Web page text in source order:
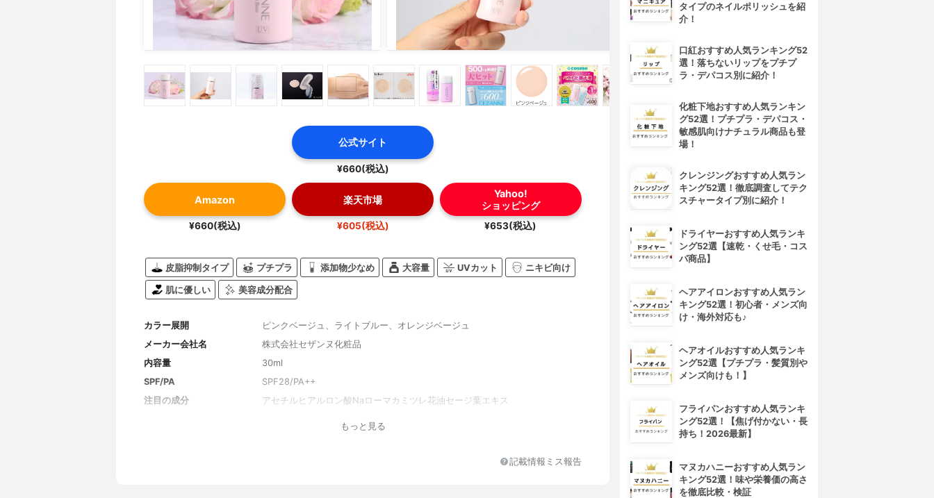
公式サイト
¥660(税込)
Amazon
¥660(税込)
楽天市場
¥605(税込)
Yahoo!
ショッピング
¥653(税込)
皮脂抑制タイプ プチプラ 添加物少なめ 大容量 UVカット ニキビ向け
肌に優しい 美容成分配合
カラー展開
ピンクベージュ、ライトブルー、オレンジベージュ
メーカー会社名
株式会社セザンヌ化粧品
内容量
30ml
SPF/PA
SPF28/PA++
注目の成分
アセチルヒアルロン酸Naローマカミツレ花油セージ葉エキス
シクロペンタシロキサン、水、酸化亜鉛、BG、酸化チタン、PEG-9ポリジメ
チルシロキシエチルジメチコン、ジメチコン、PEG-10ジメチコン、シリカ、
チルヒアルロン酸Na、ローマカミツレ花油、セージ葉エキス、トコフェロー
もっと見る
記載情報ミス報告
タイプのネイルポリッシュを紹
介！
口紅おすすめ人気ランキング52
選！落ちないリップをプチプ
ラ・デパコス別に紹介！
化粧下地おすすめ人気ランキン
グ52選！プチプラ・デパコス・
敏感肌向けナチュラル商品も登
場！
クレンジングおすすめ人気ラン
キング52選！徹底調査してテク
スチャータイプ別に紹介！
ドライヤーおすすめ人気ランキ
ング52選【速乾・くせ毛・コス
パ商品】
ヘアアイロンおすすめ人気ラン
キング52選！初心者・メンズ向
け・海外対応も♪
ヘアオイルおすすめ人気ランキ
ング52選【プチプラ・髪質別や
メンズ向けも！】
フライパンおすすめ人気ランキ
ング52選！【焦げ付かない・長
持ち！2026最新】
マヌカハニーおすすめ人気ラン
キング52選！味や栄養価の高さ
を徹底比較・検証